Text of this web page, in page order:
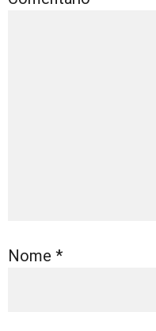
Nome *